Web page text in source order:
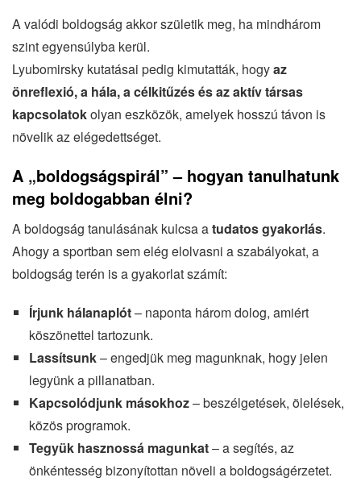
A valódi boldogság akkor születik meg, ha mindhárom
szint egyensúlyba kerül.
Lyubomirsky kutatásai pedig kimutatták, hogyaz
önreflexió, a hála, a célkitűzés és az aktív társas
kapcsolatokolyan eszközök, amelyek hosszú távon is
növelik az elégedettséget.
A „boldogságspirál” – hogyan tanulhatunk
meg boldogabban élni?
A boldogság tanulásának kulcsa atudatos gyakorlás.
Ahogy a sportban sem elég elolvasni a szabályokat, a
boldogság terén is a gyakorlat számít:
Írjunk hálanaplót– naponta három dolog, amiért
köszönettel tartozunk.
Lassítsunk– engedjük meg magunknak, hogy jelen
legyünk a pillanatban.
Kapcsolódjunk másokhoz– beszélgetések, ölelések,
közös programok.
Tegyük hasznossá magunkat– a segítés, az
önkéntesség bizonyítottan növeli a boldogságérzetet.